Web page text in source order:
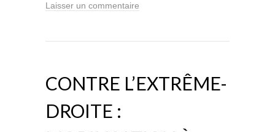
Laisser un commentaire
CONTRE L’EXTRÊME-
DROITE :